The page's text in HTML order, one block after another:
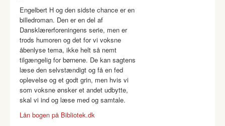
Engelbert H og den sidste chance er en
billedroman. Den er en del af
Dansklærerforeningens serie, men er
trods humoren og det for vi voksne
åbenlyse tema, ikke helt så nemt
tilgængelig for børnene. De kan sagtens
læse den selvstændigt og få en fed
oplevelse og et godt grin, men hvis vi
som voksne ønsker et andet udbytte,
skal vi ind og læse med og samtale.
Lån bogen på Bibliotek.dk